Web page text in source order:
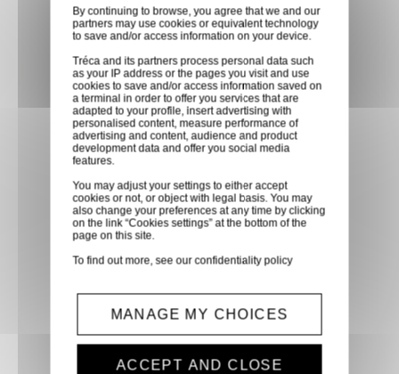
directement en magasin ou
faites vous livrer chez vous ou
dans les points relais de notre
partenaire GLS, partout en
France métropolitaine et en
Europe entre 24h et 48h après
mise à disposition des produits
Paiement sécurisé
Paiement CB, virement,
Paypal, ...
Service client
Optez pour la tranquillité
d'esprit en confiant vos
By continuing to browse, you agree that we and our
partners may use cookies or equivalent technology
to save and/or access information on your device.
Tréca and its partners process personal data such
as your IP address or the pages you visit and use
cookies to save and/or access information saved on
a terminal in order to offer you services that are
adapted to your profile, insert advertising with
personalised content, measure performance of
advertising and content, audience and product
development data and offer you social media
features.
You may adjust your settings to either accept
cookies or not, or object with legal basis. You may
also change your preferences at any time by clicking
on the link “Cookies settings” at the bottom of the
page on this site.
To find out more, see ourconfidentiality policy
MANAGE MY CHOICES
ACCEPT AND CLOSE